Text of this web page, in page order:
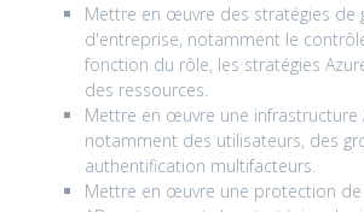
Mettre en œuvre des stratégies de
d'entreprise, notamment le
fonction du rôle, les stratégies
des ressources.
Mettre en œuvre une infrastructure
notamment des utilisateurs, des
authentification multifacteurs.
Mettre en œuvre une protection de